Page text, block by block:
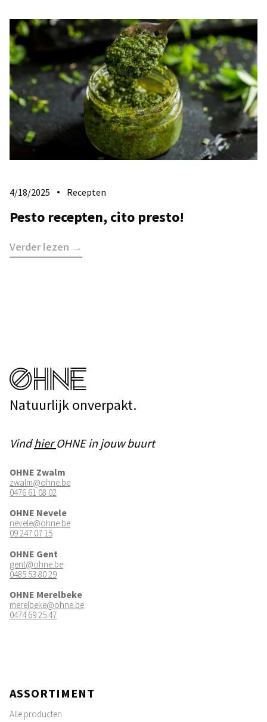
4/18/2025 Recepten
Pesto recepten, cito presto!
Verder lezen →
Natuurlijk onverpakt.
VindhierOHNE in jouw buurt
OHNE Zwalm
zwalm@ohne.be
0476 61 08 02
OHNE Nevele
nevele@ohne.be
09 247 07 15
OHNE Gent
gent@ohne.be
0485 53 80 29
OHNE Merelbeke
merelbeke@ohne.be
0474 69 25 47
ASSORTIMENT
Alle producten